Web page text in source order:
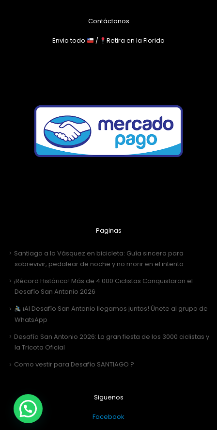
Contáctanos
Envio todo / Retira en la Florida
Paginas
Santiago a lo Vásquez en bicicleta: Guía sincera para
sobrevivir, pedalear de noche y no morir en el intento
¡Récord Histórico! Más de 4.000 Ciclistas Conquistaron el
Desafío San Antonio 2026
¡Al Desafío San Antonio llegamos juntos! Únete al grupo de
WhatsApp
Desafío San Antonio 2026: La gran fiesta de los 3000 ciclistas y
la Tricota Oficial
Como vestir para Desafío SANTIAGO ?
Siguenos
Facebook